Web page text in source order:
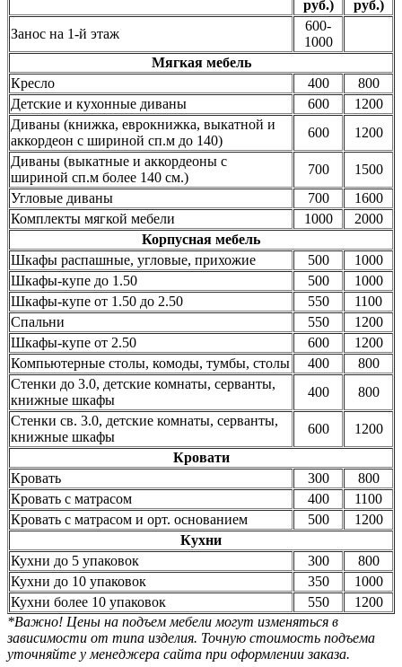
руб.)
руб.)
Занос на 1-й этаж
600-
1000
Мягкая мебель
Кресло
400
800
Детские и кухонные диваны
600
1200
Диваны (книжка, еврокнижка, выкатной и
аккордеон с шириной сп.м до 140)
600
1200
Диваны (выкатные и аккордеоны с
шириной сп.м более 140 см.)
700
1500
Угловые диваны
700
1600
Комплекты мягкой мебели
1000
2000
Корпусная мебель
Шкафы распашные, угловые, прихожие
500
1000
Шкафы-купе до 1.50
500
1000
Шкафы-купе от 1.50 до 2.50
550
1100
Спальни
550
1200
Шкафы-купе от 2.50
600
1200
Компьютерные столы, комоды, тумбы, столы
400
800
Стенки до 3.0, детские комнаты, серванты,
книжные шкафы
400
800
Стенки св. 3.0, детские комнаты, серванты,
книжные шкафы
600
1200
Кровати
Кровать
300
800
Кровать с матрасом
400
1100
Кровать с матрасом и орт. основанием
500
1200
Кухни
Кухни до 5 упаковок
300
800
Кухни до 10 упаковок
350
1000
Кухни более 10 упаковок
550
1200
*Важно! Цены на подъем мебели могут изменяться в
зависимости от типа изделия. Точную стоимость подъема
уточняйте у менеджера сайта при оформлении заказа.